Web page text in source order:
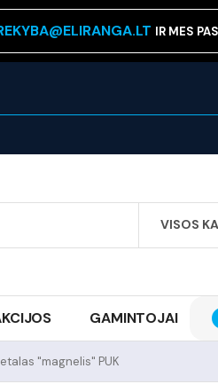
IR MES
VISOS
SEARCH
GAMINTOJAI
"magnelis" PUK